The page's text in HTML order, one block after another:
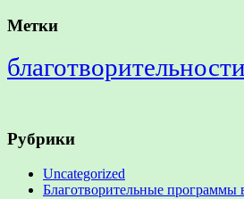
Метки
благотворительности
Рубрики
Uncategorized
Благотворительные